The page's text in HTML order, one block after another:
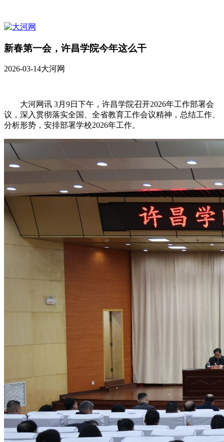
新春第一会，许昌学院今年这么干
2026-03-14大河网
大河网讯 3月9日下午，许昌学院召开2026年工作部署会
议，深入贯彻落实全国、全省教育工作会议精神，总结工作、
分析形势，安排部署学校2026年工作。